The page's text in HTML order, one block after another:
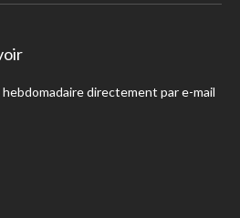
directement par e-mail